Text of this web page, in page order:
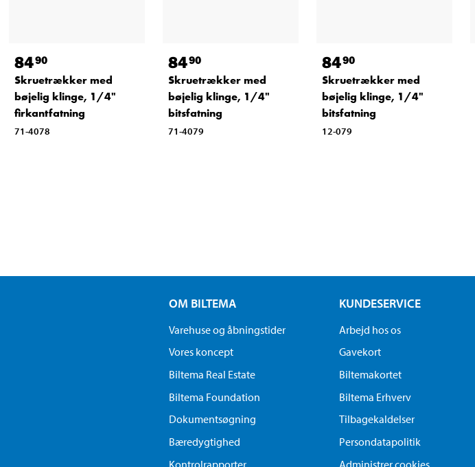
8490
Skruetrækker med
bøjelig klinge, 1/4"
firkantfatning
71-4078
8490
Skruetrækker med
bøjelig klinge, 1/4"
bitsfatning
71-4079
8490
Skruetrækker med
bøjelig klinge, 1/4"
bitsfatning
12-079
OM BILTEMA
Varehuse og åbningstider
Vores koncept
Biltema Real Estate
Biltema Foundation
Dokumentsøgning
Bæredygtighed
Kontrolrapporter
KUNDESERVICE
Arbejd hos os
Gavekort
Biltemakortet
Biltema Erhverv
Tilbagekaldelser
Persondatapolitik
Administrer cookies